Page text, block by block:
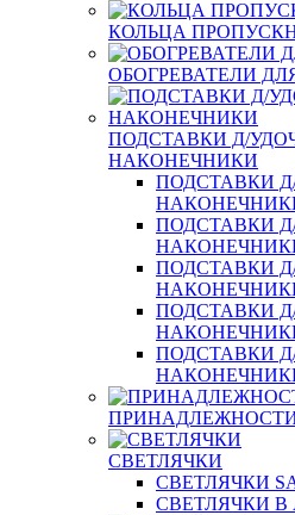
КОЛЬЦА
ОБОГРЕВАТЕЛИ
ПОДСТАВКИ Д/
НАКОНЕЧНИКИ
ПОДСТАВКИ
ПОДСТАВКИ
ПОДСТАВКИ
ПОДСТАВКИ
ПОДСТАВКИ
СВЕТЛЯЧКИ
СВЕТЛЯЧКИ
СВЕТЛЯЧКИ